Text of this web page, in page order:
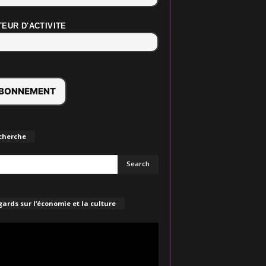
D'ACTIVITE
sur l’économie et la culture